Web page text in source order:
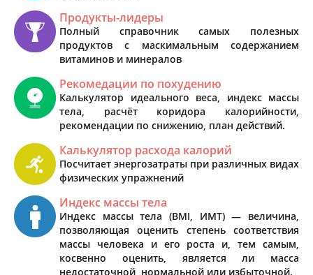
Продукты-лидеры
Полный справочник самых полезных
продуктов с маскимальным содержанием
витаминов и минералов
Рекомедации по похудению
Калькулятор идеального веса, индекс массы
тела, расчёт коридора калорийности,
рекомендации по снижению, план действий.
Калькулятор расхода калорий
Посчитает энергозатраты при различных видах
физических упражнений
Индекс массы тела
Индекс массы тела (BMI, ИМТ) — величина,
позволяющая оценить степень соответствия
массы человека и его роста и, тем самым,
косвенно оценить, является ли масса
недостаточной, нормальной или избыточной.